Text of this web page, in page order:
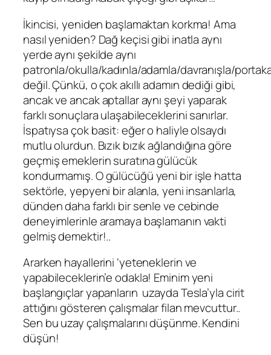
İkincisi, yeniden başlamaktan korkma! Ama
nasıl yeniden? Dağ keçisi gibi inatla aynı
yerde aynı şekilde aynı
patronla/okulla/kadınla/adamla/davranışla/
değil. Çünkü, o çok akıllı adamın dediği gibi,
ancak ve ancak aptallar aynı şeyi yaparak
farklı sonuçlara ulaşabileceklerini sanırlar.
İspatıysa çok basit: eğer o haliyle olsaydı
mutlu olurdun. Bızık bızık ağlandığına göre
geçmiş emeklerin suratına gülücük
kondurmamış. O gülücüğü yeni bir işle hatta
sektörle, yepyeni bir alanla, yeni insanlarla,
dünden daha farklı bir senle ve cebinde
deneyimlerinle aramaya başlamanın vakti
gelmiş demektir!..
Ararken hayallerini ‘yeteneklerin ve
yapabileceklerin’e odakla! Eminim yeni
başlangıçlar yapanların uzayda Tesla’yla cirit
attığını gösteren çalışmalar filan mevcuttur..
Sen bu uzay çalışmalarını düşünme. Kendini
düşün!